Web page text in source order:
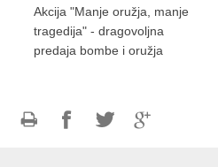
Akcija "Manje oružja, manje
tragedija" - dragovoljna
predaja bombe i oružja